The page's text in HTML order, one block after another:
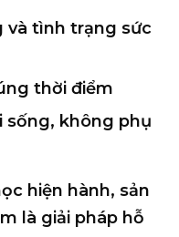
và tình trạng sức
thời điểm
sống, không phụ
hiện hành, sản
là giải pháp hỗ